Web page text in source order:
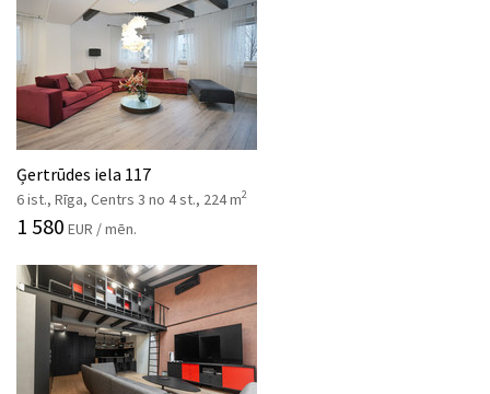
Ģertrūdes iela 117
6 ist., Rīga, Centrs 3 no 4 st., 224 m2
1 580 EUR / mēn.